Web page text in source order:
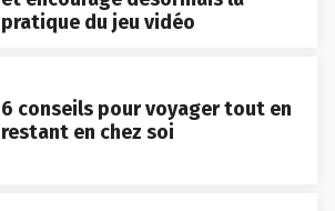
pratique du jeu vidéo
6 conseils pour voyager tout en
restant en chez soi